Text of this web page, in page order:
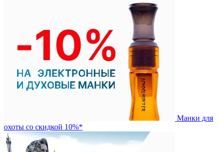
Манки для
охоты со скидкой 10%*